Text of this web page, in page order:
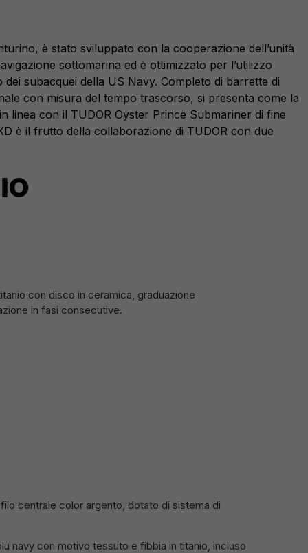
è stato sviluppato con la cooperazione dell’unità
sottomarina ed è ottimizzato per l’utilizzo
subacquei della US Navy. Completo di barrette di
con misura del tempo trascorso, si presenta come la
linea con il TUDOR Oyster Prince Submariner di fine
è il frutto della collaborazione di TUDOR con due
con disco in ceramica, graduazione
in fasi consecutive.
centrale color argento, dotato di sistema di
navy con motivo tessuto e fibbia in titanio, incluso